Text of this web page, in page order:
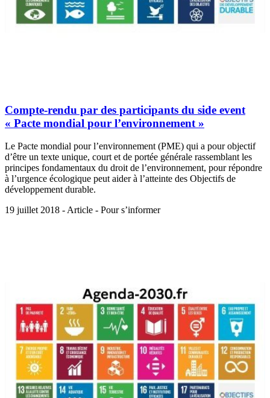
Compte-rendu par des participants du side event
« Pacte mondial pour l’environnement »
Le Pacte mondial pour l’environnement (PME) qui a pour objectif
d’être un texte unique, court et de portée générale rassemblant les
principes fondamentaux du droit de l’environnement, pour répondre
à l’urgence écologique peut aider à l’atteinte des Objectifs de
développement durable.
19 juillet 2018 - Article - Pour s’informer